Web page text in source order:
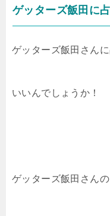
ゲッターズ飯田に
ゲッターズ飯田さん
いいんでしょうか！
ゲッターズ飯田さん